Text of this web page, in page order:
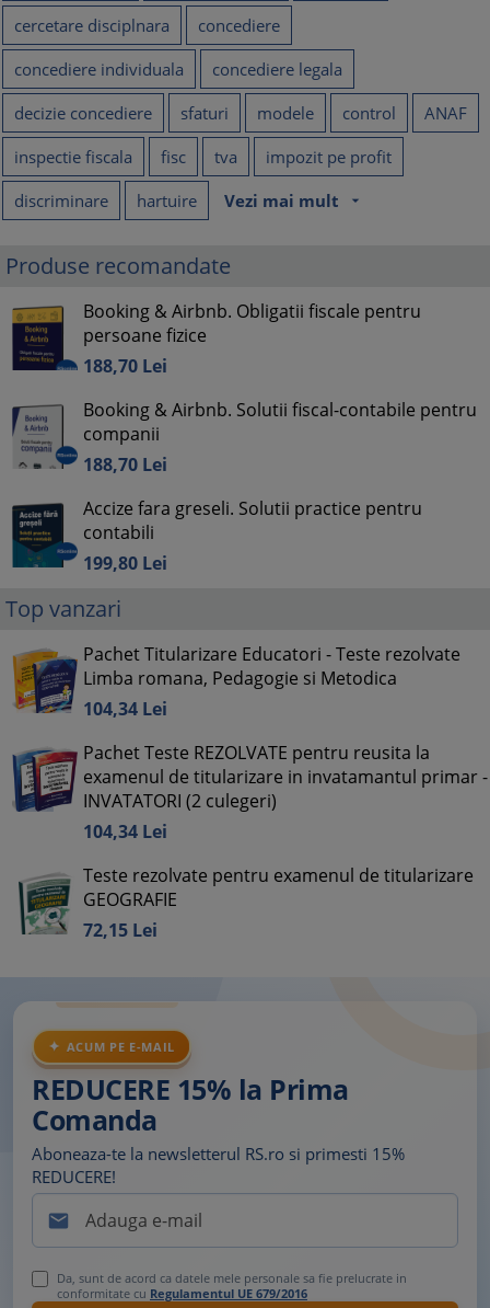
cercetare disciplnara
concediere
concediere individuala
concediere legala
decizie concediere
sfaturi modele control
ANAF
inspectie fiscala
fisc tva
impozit pe profit
discriminare
hartuire Vezi mai mult arrow_drop_down
Produse recomandate
Booking & Airbnb. Obligatii fiscale pentru
persoane fizice
188,70 Lei
Booking & Airbnb. Solutii fiscal-contabile pentru
companii
188,70 Lei
Accize fara greseli. Solutii practice pentru
contabili
199,80 Lei
Top vanzari
Pachet Titularizare Educatori - Teste rezolvate
Limba romana, Pedagogie si Metodica
104,34 Lei
Pachet Teste REZOLVATE pentru reusita la
examenul de titularizare in invatamantul primar -
INVATATORI (2 culegeri)
104,34 Lei
Teste rezolvate pentru examenul de titularizare
GEOGRAFIE
72,15 Lei
ACUM PE E-MAIL
REDUCERE 15% la Prima
Comanda
Aboneaza-te la newsletterul RS.ro si primesti 15%
REDUCERE!

Da, sunt de acord ca datele mele personale sa fie prelucrate in
conformitate cu Regulamentul UE 679/2016